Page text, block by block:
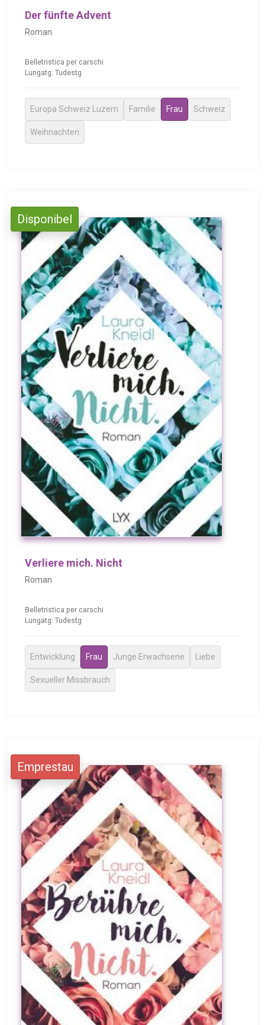
Der fünfte Advent
Roman
Belletristica per carschi
Lungatg: Tudestg
Europa Schweiz Luzern Familie Frau Schweiz
Weihnachten
Disponibel
Verliere mich. Nicht
Roman
Belletristica per carschi
Lungatg: Tudestg
Entwicklung Frau Junge Erwachsene Liebe
Sexueller Missbrauch
Emprestau